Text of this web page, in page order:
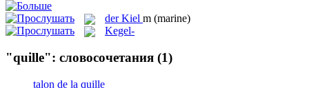
derKiel m (marine)
Kegel-
"quille": словосочетания (1)
talon de la quille